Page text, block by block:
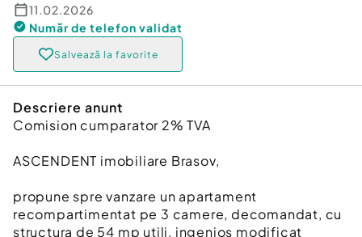
11.02.2026
Număr de telefon validat
Salvează la favorite
Descriere anunt
Comision cumparator 2% TVA
ASCENDENT imobiliare Brasov,
propune spre vanzare un apartament
recompartimentat pe 3 camere, decomandat, cu
structura de 54 mp utili, ingenios modificat